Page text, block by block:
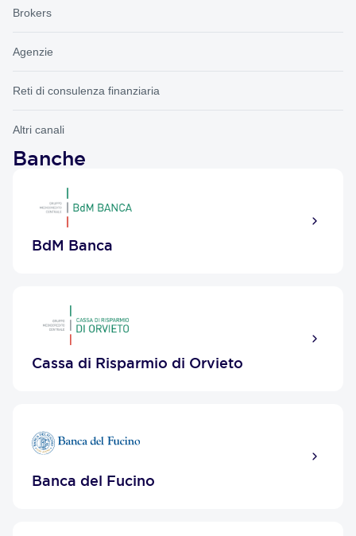
Brokers
Agenzie
Reti di consulenza finanziaria
Altri canali
Banche
BdM Banca
Cassa di Risparmio di Orvieto
Banca del Fucino